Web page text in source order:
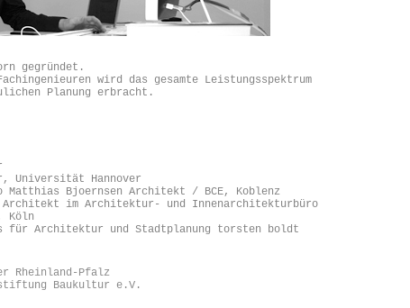
gegründet.
wird das gesamte Leistungsspektrum
Planung erbracht.
Universität Hannover
Matthias Bjoernsen Architekt / BCE, Koblenz
Architekt im Architektur- und Innenarchitekturbüro
Köln
für Architektur und Stadtplanung torsten boldt
Rheinland-Pfalz
Baukultur e.V.